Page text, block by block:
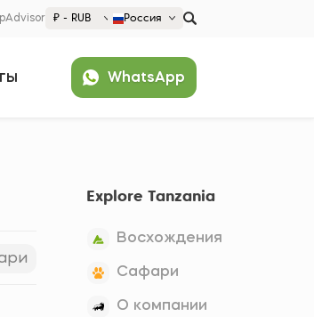
₽ - RUB Россия
WhatsApp
Explore Tanzania
Восхождения
Сафари
О компании